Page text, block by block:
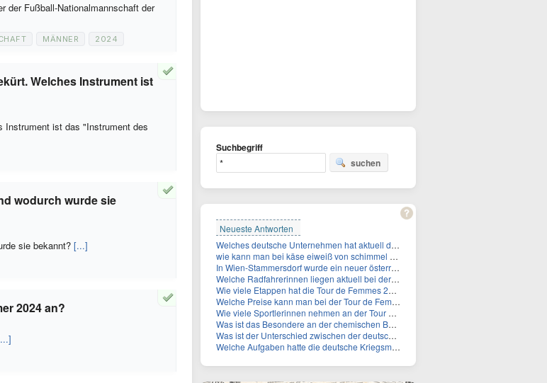
der Fußball-Nationalmannschaft der
MÄNNER 2024
Welches Instrument ist
Instrument ist das "Instrument des
wodurch wurde sie
sie bekannt? [...]
2024 an?
Suchbegriff
suchen
Neueste Antworten
Welches deutsche Unternehmen hat aktuell die höchste Marktkapitalisierung?
wie kann man bei käse eiweiß von schimmel unterscheiden?
In Wien-Stammersdorf wurde ein neuer österreichischer Temperaturrekord gemessen. Wie hoch war die Temperatur?
Welche Radfahrerinnen liegen aktuell bei der Tour de Femmes in der Gesamtwertung auf den ersten 3 Plåtzen?
Wie viele Etappen hat die Tour de Femmes 2026?
Welche Preise kann man bei der Tour de Femmes 2026 gewinnen?
Wie viele Sportlerinnen nehmen an der Tour de Femmes teil?
Was ist das Besondere an der chemischen Bezeichnung für Titin?
Was ist der Unterschied zwischen der deutschen Kriegsmarine im 2. Weltkrieg und der Naziflotte?
Welche Aufgaben hatte die deutsche Kriegsmarine im 2. Weltkrieg im Schwarzen Meer?